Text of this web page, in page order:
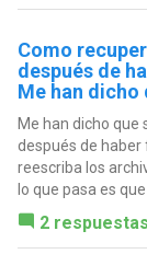
Como
después de
Me han dicho
Me han dicho
después de
reescriba los
lo que pasa es
2 respuestas